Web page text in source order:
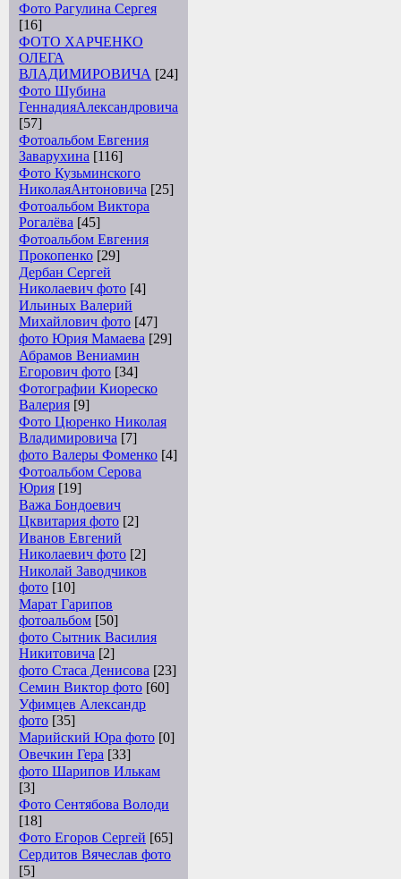
Фото Рагулина Сергея
[16]
ФОТО ХАРЧЕНКО
ОЛЕГА
ВЛАДИМИРОВИЧА [24]
Фото Шубина
ГеннадияАлександровича
[57]
Фотоальбом Евгения
Заварухина [116]
Фото Кузьминского
НиколаяАнтоновича [25]
Фотоальбом Виктора
Рогалёва [45]
Фотоальбом Евгения
Прокопенко [29]
Дербан Сергей
Николаевич фото [4]
Ильиных Валерий
Михайлович фото [47]
фото Юрия Мамаева [29]
Абрамов Вениамин
Егорович фото [34]
Фотографии Киореско
Валерия [9]
Фото Цюренко Николая
Владимировича [7]
фото Валеры Фоменко [4]
Фотоальбом Серова
Юрия [19]
Важа Бондоевич
Цквитария фото [2]
Иванов Евгений
Николаевич фото [2]
Николай Заводчиков
фото [10]
Марат Гарипов
фотоальбом [50]
фото Сытник Василия
Никитовича [2]
фото Стаса Денисова [23]
Семин Виктор фото [60]
Уфимцев Александр
фото [35]
Марийский Юра фото [0]
Овечкин Гера [33]
фото Шарипов Илькам
[3]
Фото Сентябова Володи
[18]
Фото Егоров Сергей [65]
Сердитов Вячеслав фото
[5]